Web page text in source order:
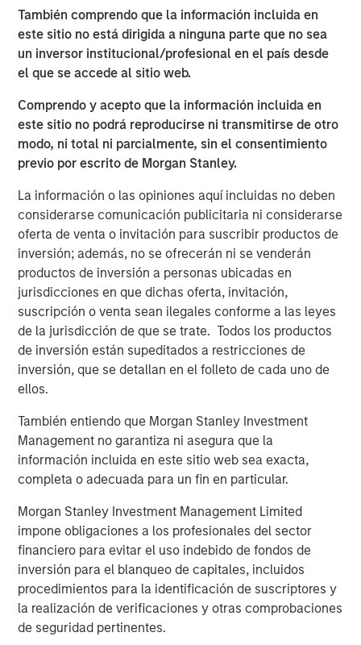
También comprendo que la información incluida en
este sitio no está dirigida a ninguna parte que no sea
un inversor institucional/profesional en el país desde
el que se accede al sitio web.
Comprendo y acepto que la información incluida en
este sitio no podrá reproducirse ni transmitirse de otro
modo, ni total ni parcialmente, sin el consentimiento
previo por escrito de Morgan Stanley.
La información o las opiniones aquí incluidas no deben
considerarse comunicación publicitaria ni considerarse
oferta de venta o invitación para suscribir productos de
inversión; además, no se ofrecerán ni se venderán
productos de inversión a personas ubicadas en
jurisdicciones en que dichas oferta, invitación,
suscripción o venta sean ilegales conforme a las leyes
de la jurisdicción de que se trate. Todos los productos
de inversión están supeditados a restricciones de
inversión, que se detallan en el folleto de cada uno de
ellos.
También entiendo que Morgan Stanley Investment
Management no garantiza ni asegura que la
información incluida en este sitio web sea exacta,
completa o adecuada para un fin en particular.
Morgan Stanley Investment Management Limited
impone obligaciones a los profesionales del sector
financiero para evitar el uso indebido de fondos de
inversión para el blanqueo de capitales, incluidos
procedimientos para la identificación de suscriptores y
la realización de verificaciones y otras comprobaciones
de seguridad pertinentes.
mercados de crédito cerraron el año con un tono
constructivo. Los diferenciales ‘investment grade’ se
estrecharon ligeramente, apoyados por fuertes entradas
de capital a fin de año, emisión primaria limitada y
destacando. El crédito ‘high yield’ estadounidense
registró su mejor mes del cuarto trimestre,
beneficiándose de un mayor apetito por el riesgo,
factores técnicos favorables y un contexto benigno de
rezagados ante la renovada volatilidad en renta variable
vinculada a criptomonedas, pese a una sólida emisión
primaria.
Los mercados titulizados se situaron entre los que
obtuvieron mejores resultados en diciembre. Los
diferenciales de las titulizaciones hipotecarias (MBS) de
agencia se estrecharon significativamente, ya que la
curva de rentabilidades se pronunció y las valoraciones
siguieron siendo atractivas frente a otros sectores ‘core’
de renta fija. La demanda por parte de gestores se
estabilización en la participación de balances bancarios,
mientras el ajuste del balance de la Reserva Federal
continuaba a un ritmo moderado. La emisión de
titulizaciones de activos (ABS), titulizaciones hipotecarias
sobre inmuebles residenciales (RMBS) de no agencia y
titulizaciones hipotecarias sobre inmuebles comerciales
(CMBS) fue estable , cerrando un sólido año de oferta y
reforzando el papel del sector como alternativa de alto
‘carry’ y menor duración dentro de las carteras de renta
fija.